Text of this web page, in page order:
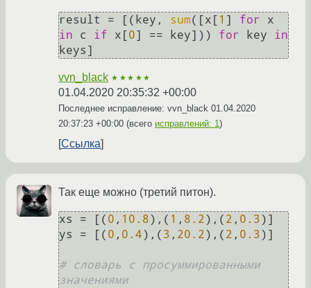
result = [(key, sum([x[ 1 ] for
in c if x[0] == key])) for key in
vvn_black ★★★★★
01.04.2020 20:35:32 +00:00
Последнее исправление: vvn_black 01.04.2020
20:37:23 +00:00 (всего исправлений: 1)
Ссылка
Так еще можно (третий питон).
xs = [( 0 , 10.8),( 1 , 8.2),( 2 , 0.3)]
ys = [( 0 , 0.4),( 3 , 20.2),( 2 , 0.3)]
# словарь с просуммированными
значениями